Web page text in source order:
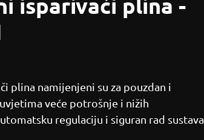
isparivači plina -
plina namijenjeni su za pouzdan i
veće potrošnje i nižih
regulaciju i siguran rad sustava.